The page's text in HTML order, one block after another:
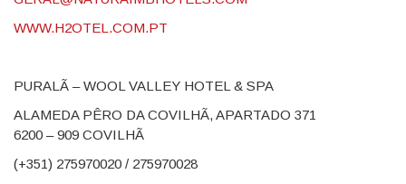
WWW.H2OTEL.COM.PT
PURALÃ – WOOL VALLEY HOTEL & SPA
ALAMEDA PÊRO DA COVILHÃ, APARTADO 371
6200 – 909 COVILHÃ
(+351) 275970020 / 275970028